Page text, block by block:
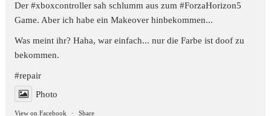
Der #xboxcontroller sah schlumm aus zum#ForzaHorizon5
Game. Aber ich habe ein Makeover hinbekommen...
Was meint ihr? Haha, war einfach... nur die Farbe ist doof zu
bekommen.
#repair
Photo
View on Facebook · Share